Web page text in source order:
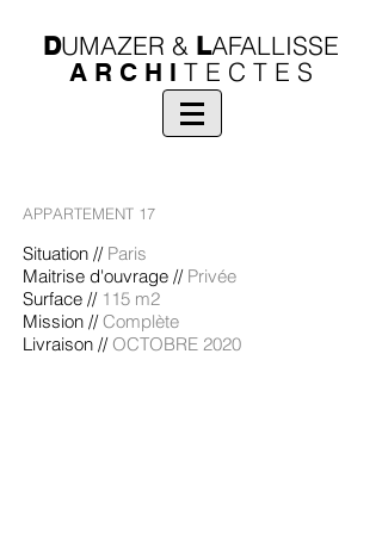
DUMAZER & LAFALLISSE
A R C H I T E C T E S
APPARTEMENT 17
Situation // Paris
Maitrise d'ouvrage // Privée
Surface // 115 m2
Mission //Complète
Livraison // OCTOBRE 2020